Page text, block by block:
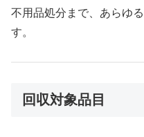
不用品処分まで、あらゆ
す。
回収対象品目